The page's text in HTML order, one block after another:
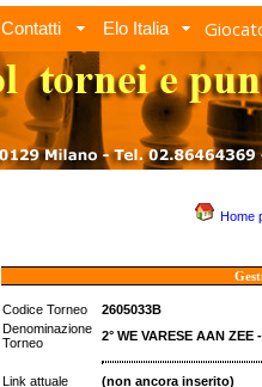
Contatti Elo Italia
Home
Codice Torneo
2605033B
Denominazione
Torneo
2° WE VARESE AAN ZEE
Link attuale
(non ancora inserito)